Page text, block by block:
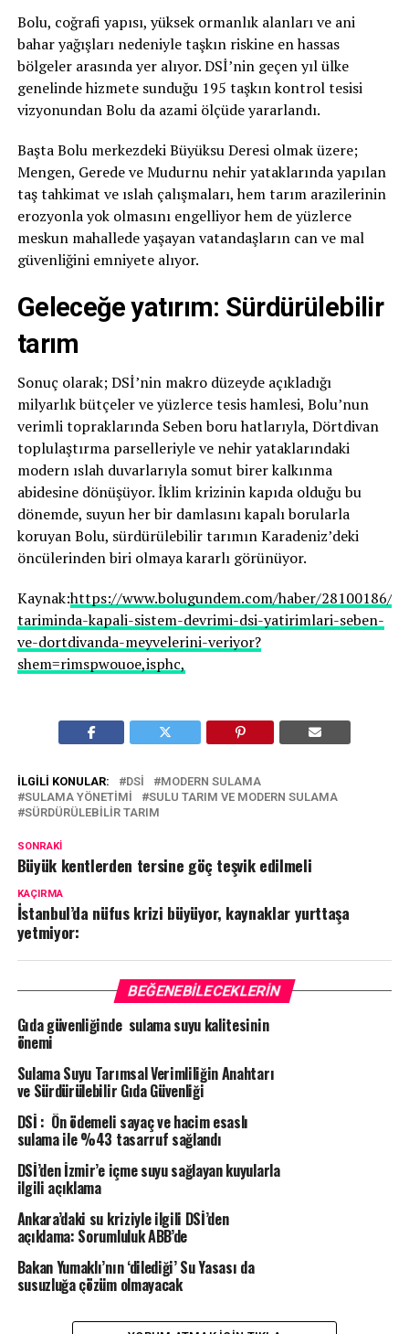
Bolu, coğrafi yapısı, yüksek ormanlık alanları ve ani
bahar yağışları nedeniyle taşkın riskine en hassas
bölgeler arasında yer alıyor. DSİ’nin geçen yıl ülke
genelinde hizmete sunduğu 195 taşkın kontrol tesisi
vizyonundan Bolu da azami ölçüde yararlandı.
Başta Bolu merkezdeki Büyüksu Deresi olmak üzere;
Mengen, Gerede ve Mudurnu nehir yataklarında yapılan
taş tahkimat ve ıslah çalışmaları, hem tarım arazilerinin
erozyonla yok olmasını engelliyor hem de yüzlerce
meskun mahallede yaşayan vatandaşların can ve mal
güvenliğini emniyete alıyor.
Geleceğe yatırım: Sürdürülebilir
tarım
Sonuç olarak; DSİ’nin makro düzeyde açıkladığı
milyarlık bütçeler ve yüzlerce tesis hamlesi, Bolu’nun
verimli topraklarında Seben boru hatlarıyla, Dörtdivan
toplulaştırma parselleriyle ve nehir yataklarındaki
modern ıslah duvarlarıyla somut birer kalkınma
abidesine dönüşüyor. İklim krizinin kapıda olduğu bu
dönemde, suyun her bir damlasını kapalı borularla
koruyan Bolu, sürdürülebilir tarımın Karadeniz’deki
öncülerinden biri olmaya kararlı görünüyor.
Kaynak:https://www.bolugundem.com/haber/28100186/
tariminda-kapali-sistem-devrimi-dsi-yatirimlari-seben-
ve-dortdivanda-meyvelerini-veriyor?
shem=rimspwouoe,isphc,
İLGILI KONULAR: DSİ
MODERN SULAMA
SULAMA YÖNETIMI
SULU TARIM VE MODERN SULAMA
SÜRDÜRÜLEBILIR TARIM
SONRAKI
Büyük kentlerden tersine göç teşvik edilmeli
KAÇIRMA
İstanbul’da nüfus krizi büyüyor, kaynaklar yurttaşa
yetmiyor:
BEĞENEBILECEKLERIN
Gıda güvenliğinde sulama suyu kalitesinin
önemi
Sulama Suyu Tarımsal Verimliliğin Anahtarı
ve Sürdürülebilir Gıda Güvenliği
DSİ : Ön ödemeli sayaç ve hacim esaslı
sulama ile %43 tasarruf sağlandı
DSİ’den İzmir’e içme suyu sağlayan kuyularla
ilgili açıklama
Ankara’daki su kriziyle ilgili DSİ’den
açıklama: Sorumluluk ABB’de
Bakan Yumaklı’nın ‘dilediği’ Su Yasası da
susuzluğa çözüm olmayacak